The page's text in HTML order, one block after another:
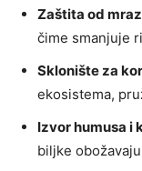
Zaštita od
čime smanjuje
Sklonište za
ekosistema,
Izvor humusa i
biljke